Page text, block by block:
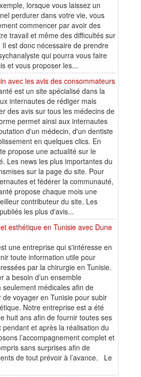
lorsque vous laissez un
perdurer dans votre vie, vous
commencer par avoir des
travail et même des difficultés sur
est donc nécessaire de prendre
qui pourra vous faire
et vous proposer les...
avec les avis des consommateurs
est un site spécialisé dans la
internautes de rédiger mais
des avis sur tous les médecins de
permet ainsi aux internautes
d'un médecin, d'un dentiste
en quelques clics. En
propose une actualité sur le
Les news les plus importantes du
sur la page du site. Pour
et fédérer la communauté,
propose chaque mois une
contributeur du site. Les
les plus d'avis...
esthétique en Tunisie avec Dune
une entreprise qui s'intéresse en
toute information utile pour
par la chirurgie en Tunisie.
a besoin d’un ensemble
seulement médicales afin de
voyager en Tunisie pour subir
Notre entreprise est a été
huit ans afin de fournir toutes ses
et après la réalisation du
l’accompagnement complet et
sans surprises afin de
de tout prévoir à l’avance. Le